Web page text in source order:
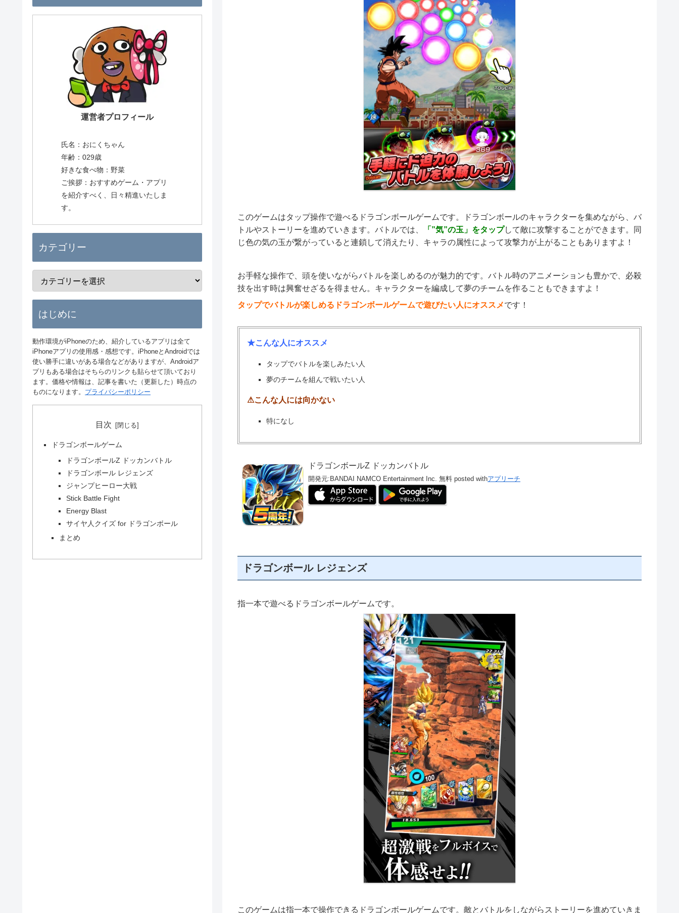
このゲームはタップ操作で遊べるドラゴンボールゲームです。ドラゴンボールのキャラクターを集めながら、バ
トルやストーリーを進めていきます。バトルでは、
「”気”の玉」をタップして敵に攻撃することができます。同
じ色の気の玉が繋がっていると連鎖して消えたり、キャラの属性によって攻撃力が上がることもありますよ！
お手軽な操作で、頭を使いながらバトルを楽しめるのが魅力的です。バトル時のアニメーションも豊かで、必殺
技を出す時は興奮せざるを得ません。キャラクターを編成して夢のチームを作ることもできますよ！
タップでバトルが楽しめるドラゴンボールゲームで遊びたい人にオススメです！
★こんな人にオススメ
タップでバトルを楽しみたい人
夢のチームを組んで戦いたい人
⚠こんな人には向かない
特になし
ドラゴンボールZ ドッカンバトル
開発元: BANDAI NAMCO Entertainment Inc. 無料 posted withアプリーチ
ドラゴンボール レジェンズ
指一本で遊べるドラゴンボールゲームです。
このゲームは指一本で操作できるドラゴンボールゲームです。敵とバトルをしながらストーリーを進めていきま
運営者プロフィール
氏名：おにくちゃん
年齢：029歳
好きな食べ物：野菜
ご挨拶：おすすめゲーム・アプリ
を紹介すべく、日々精進いたしま
す。
カテゴリー
はじめに
動作環境がiPhoneのため、紹介しているアプリは全て
iPhoneアプリの使用感・感想です。iPhoneとAndroidでは
使い勝手に違いがある場合などがありますが、Androidア
プリもある場合はそちらのリンクも貼らせて頂いており
ます。価格や情報は、記事を書いた（更新した）時点の
ものになります。 プライバシーポリシー
目次
ドラゴンボールゲーム
ドラゴンボールZ ドッカンバトル
ドラゴンボール レジェンズ
ジャンプヒーロー大戦
Stick Battle Fight
Energy Blast
サイヤ人クイズ for ドラゴンボール
まとめ